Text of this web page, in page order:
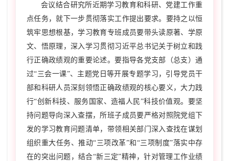
会议结合研究所近期学习教育和科研、党建工作重
点任务，就下一步贯彻落实工作提出要求。要持之以恒
筑牢思想根基，学习教育专班成员要带头读原著、学原
文、悟原理，深入学习贯彻习近平总书记关于树立和践
行正确政绩观的重要论述。要指导各党支部（总支）通
过“三会一课”、主题党日等开展专题学习，引导党员干
部和科研人员深刻领悟正确政绩观的核心要义，大力践
行“创新科技、服务国家、造福人民”科技价值观。要坚
持问题导向深入查摆，所班子成员要严格对照院党组下
发的学习教育问题清单，带领相关部门深入查找在谋划
组织重大任务、推动“三项改革”和“三项制度”落实中存
在的突出问题，结合“新三定”精神，针对管理工作业绩